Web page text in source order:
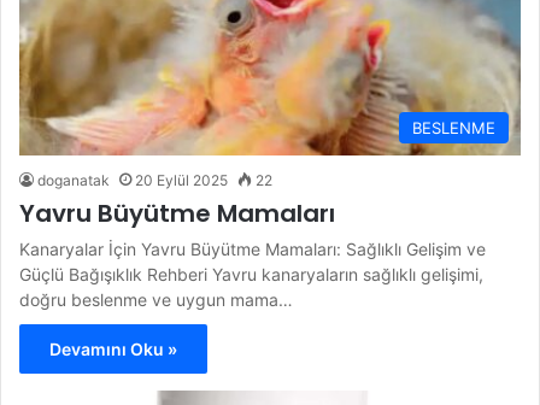
BESLENME
doganatak 20 Eylül 2025 22
Yavru Büyütme Mamaları
Kanaryalar İçin Yavru Büyütme Mamaları: Sağlıklı Gelişim ve
Güçlü Bağışıklık Rehberi Yavru kanaryaların sağlıklı gelişimi,
doğru beslenme ve uygun mama…
Devamını Oku »